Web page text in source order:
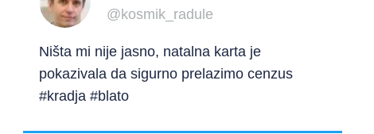
@kosmik_radule
Ništa mi nije jasno, natalna karta je
pokazivala da sigurno prelazimo cenzus
#kradja #blato